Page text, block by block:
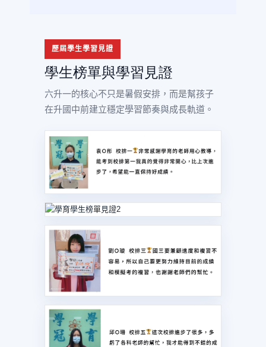
歷屆學生學習見證
學生榜單與學習見證
六升一的核心不只是暑假安排，而是幫孩子
在升國中前建立穩定學習節奏與成長軌道。